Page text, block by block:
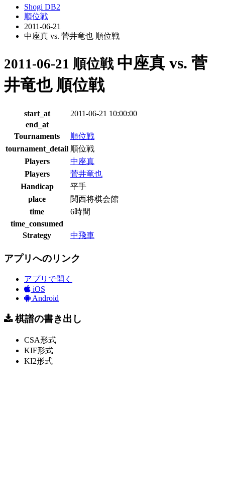
Shogi DB2
順位戦
2011-06-21
中座真 vs. 菅井竜也 順位戦
2011-06-21 順位戦 中座真 vs. 菅
井竜也 順位戦
start_at
2011-06-21 10:00:00
end_at
Tournaments
順位戦
tournament_detail 順位戦
Players
中座真
Players
菅井竜也
Handicap
平手
place
関西将棋会館
time
6時間
time_consumed
Strategy
中飛車
アプリへのリンク
アプリで開く
iOS
Android
棋譜の書き出し
CSA形式
KIF形式
KI2形式